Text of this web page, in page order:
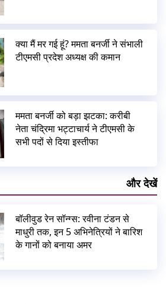
क्या मैं मर गई हूं? ममता बनर्जी ने संभाली
टीएमसी प्रदेश अध्यक्ष की कमान
ममता बनर्जी को बड़ा झटका: करीबी
नेता चंद्रिमा भट्टाचार्य ने टीएमसी के
सभी पदों से दिया इस्तीफा
और देखें
बॉलीवुड रेन सॉन्ग्स: रवीना टंडन से
माधुरी तक, इन 5 अभिनेत्रियों ने बारिश
के गानों को बनाया अमर